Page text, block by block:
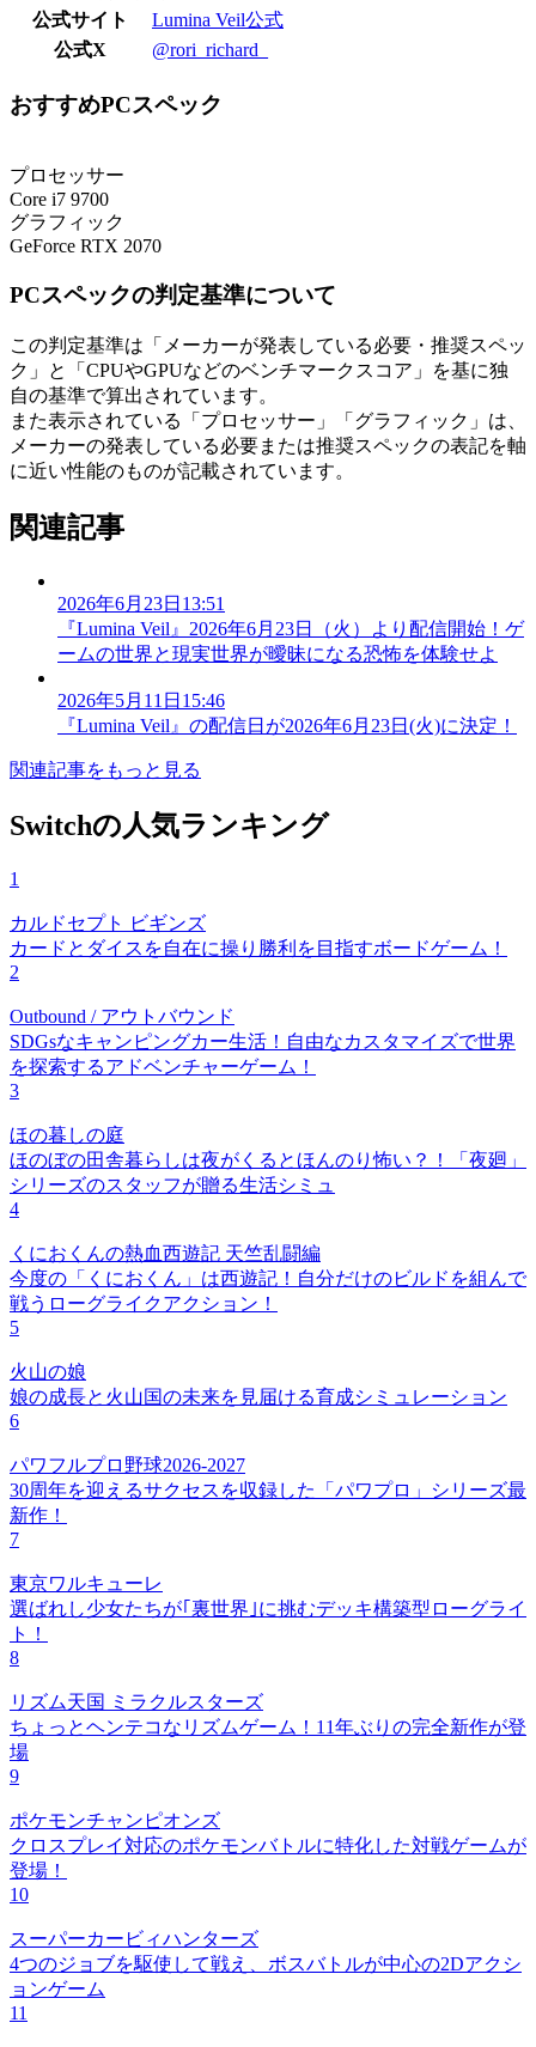
公式サイト
Lumina Veil公式
公式X
@rori_richard_
おすすめPCスペック
プロセッサー
Core i7 9700
グラフィック
GeForce RTX 2070
PCスペックの判定基準について
この判定基準は「メーカーが発表している必要・推奨スペッ
ク」と「CPUやGPUなどのベンチマークスコア」を基に独
自の基準で算出されています。
また表示されている「プロセッサー」「グラフィック」は、
メーカーの発表している必要または推奨スペックの表記を軸
に近い性能のものが記載されています。
関連記事
2026年6月23日13:51
『Lumina Veil』2026年6月23日（火）より配信開始！ゲ
ームの世界と現実世界が曖昧になる恐怖を体験せよ
2026年5月11日15:46
『Lumina Veil』の配信日が2026年6月23日(火)に決定！
関連記事をもっと見る
Switchの人気ランキング
1
カルドセプト ビギンズ
カードとダイスを自在に操り勝利を目指すボードゲーム！
2
Outbound / アウトバウンド
SDGsなキャンピングカー生活！自由なカスタマイズで世界
を探索するアドベンチャーゲーム！
3
ほの暮しの庭
ほのぼの田舎暮らしは夜がくるとほんのり怖い？！「夜廻」
シリーズのスタッフが贈る生活シミュ
4
くにおくんの熱血西遊記 天竺乱闘編
今度の「くにおくん」は西遊記！自分だけのビルドを組んで
戦うローグライクアクション！
5
火山の娘
娘の成長と火山国の未来を見届ける育成シミュレーション
6
パワフルプロ野球2026-2027
30周年を迎えるサクセスを収録した「パワプロ」シリーズ最
新作！
7
東京ワルキューレ
選ばれし少女たちが｢裏世界｣に挑むデッキ構築型ローグライ
ト！
8
リズム天国 ミラクルスターズ
ちょっとヘンテコなリズムゲーム！11年ぶりの完全新作が登
場
9
ポケモンチャンピオンズ
クロスプレイ対応のポケモンバトルに特化した対戦ゲームが
登場！
10
スーパーカービィハンターズ
4つのジョブを駆使して戦え、ボスバトルが中心の2Dアクシ
ョンゲーム
11